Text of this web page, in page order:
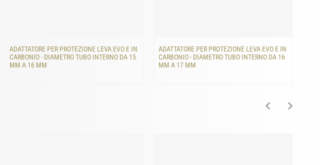
ADATTATORE PER PROTEZIONE LEVA EVO E IN
CARBONIO - DIAMETRO TUBO INTERNO DA 15
MM A 16 MM
ADATTATORE PER PROTEZIONE LEVA EVO E IN
CARBONIO - DIAMETRO TUBO INTERNO DA 16
MM A 17 MM